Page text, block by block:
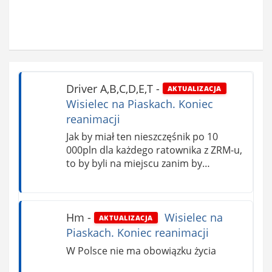
Driver A,B,C,D,E,T- AKTUALIZACJA
Wisielec na Piaskach. Koniec
reanimacji
Jak by miał ten nieszczęśnik po 10
000pln dla każdego ratownika z ZRM-u,
to by byli na miejscu zanim by…
Hm - AKTUALIZACJA
Wisielec na
Piaskach. Koniec reanimacji
W Polsce nie ma obowiązku życia